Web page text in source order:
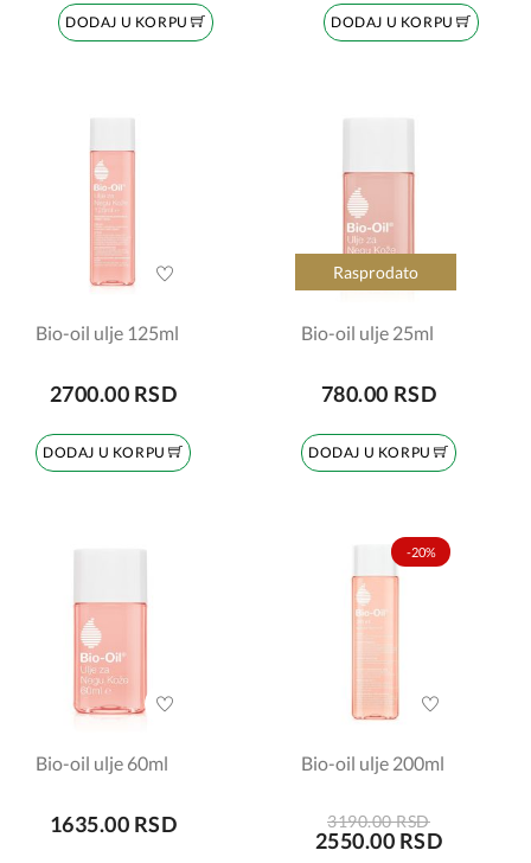
DODAJ U KORPU DODAJ U KORPU
Bio-oil ulje 125ml
2700.00 RSD
DODAJ U KORPU
Rasprodato
Bio-oil ulje 25ml
780.00 RSD
DODAJ U KORPU
Bio-oil ulje 60ml
1635.00 RSD
-20%
Bio-oil ulje 200ml
3190.00 RSD
2550.00 RSD